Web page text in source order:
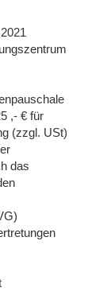
,- € für
(zzgl. USt)
das